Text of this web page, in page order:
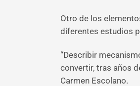
Otro de los
diferentes estudios
“Describir
convertir, tras años
Carmen Escolano.